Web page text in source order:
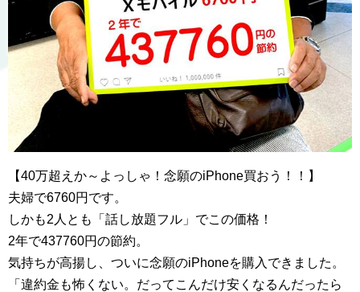
【40万超えか～よっしゃ！念願のiPhone買おう！！】
夫婦で6760円です。
しかも2人とも「話し放題フル」でこの価格！
2年で437760円の節約。
気持ちが高揚し、ついに念願のiPhoneを購入できました。
「違約金も怖くない。だってこんだけ安くなるんだったら